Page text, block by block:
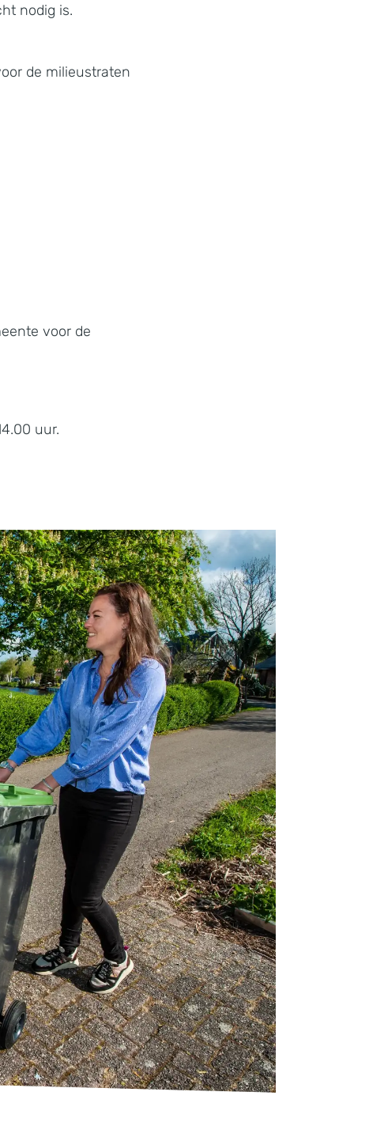
nodig is.
de milieustraten
voor de
uur.